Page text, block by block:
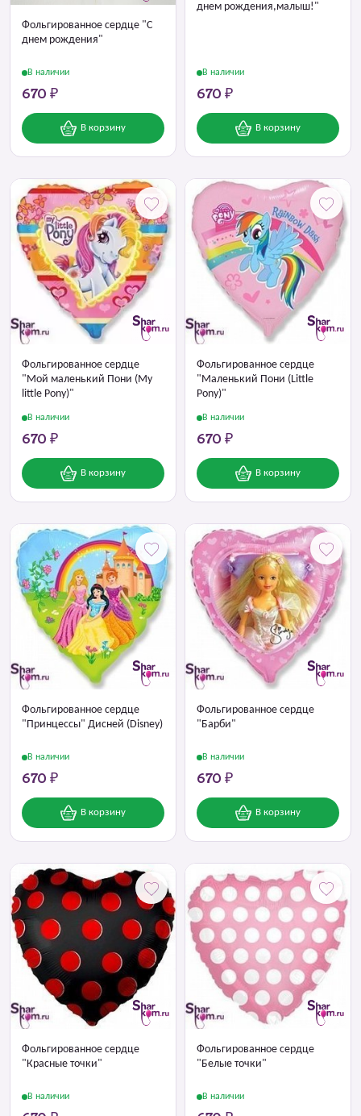
Фольгированное сердце "С
днем рождения"
В наличии
670 ₽
В корзину
днем рождения,малыш!"
В наличии
670 ₽
В корзину
Фольгированное сердце
"Мой маленький Пони (My
little Pony)"
В наличии
670 ₽
В корзину
Фольгированное сердце
"Маленький Пони (Little
Pony)"
В наличии
670 ₽
В корзину
Фольгированное сердце
"Принцессы" Дисней (Disney)
В наличии
670 ₽
В корзину
Фольгированное сердце
"Барби"
В наличии
670 ₽
В корзину
Фольгированное сердце
"Красные точки"
В наличии
Фольгированное сердце
"Белые точки"
В наличии